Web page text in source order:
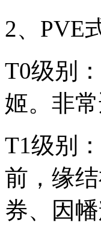
2、PVE
T0级别
姬。非常
T1级别
前，缘
券、因